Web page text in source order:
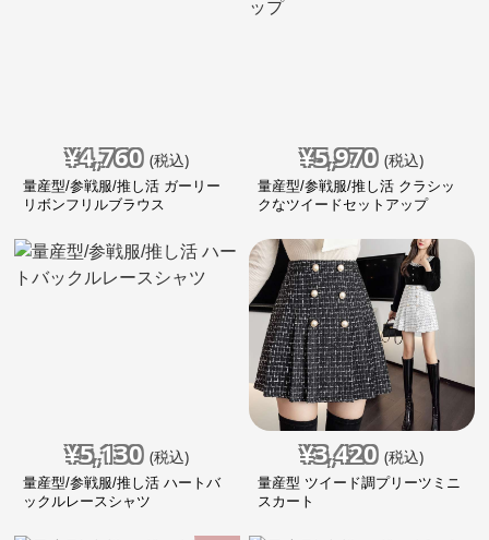
¥4,760 (税込)
量産型/参戦服/推し活 ガーリー
リボンフリルブラウス
¥5,970 (税込)
量産型/参戦服/推し活 クラシッ
クなツイードセットアップ
¥5,130 (税込)
量産型/参戦服/推し活 ハートバ
ックルレースシャツ
¥3,420 (税込)
量産型 ツイード調プリーツミニ
スカート